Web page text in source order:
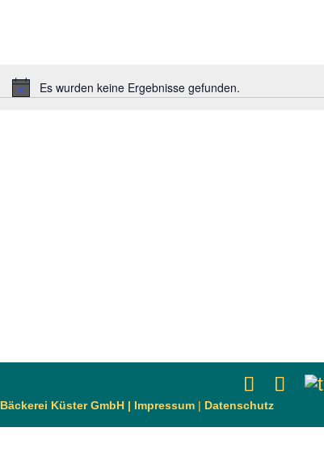
Hinweis
Es wurden keine Ergebnisse gefunden.
Bäckerei Küster GmbH | Impressum | Datenschutz